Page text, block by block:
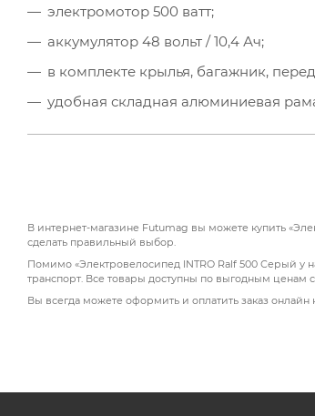
электромотор 500 ватт;
аккумулятор 48 вольт / 10,4 Ач;
в комплекте крылья, багажник,
удобная складная алюминиевая
7-скоростная трансмиссия Shimano;
В интернет-магазине Futumag вы можете купить
сделать правильный выбор.
Помимо «Электровелосипед INTRO Ralf 500 Серый у
транспорт. Все товары доступны по выгодным ценам
Вы всегда можете оформить и оплатить заказ